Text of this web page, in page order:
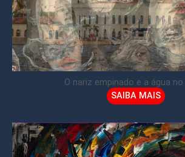
O nariz empinado e a água
SAIBA MAIS